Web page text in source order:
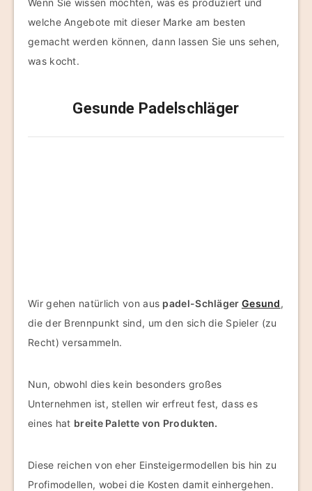
Wenn Sie wissen möchten, was es produziert und
welche Angebote mit dieser Marke am besten
gemacht werden können, dann lassen Sie uns sehen,
was kocht.
Gesunde Padelschläger
Wir gehen natürlich von aus padel-Schläger Gesund,
die der Brennpunkt sind, um den sich die Spieler (zu
Recht) versammeln.
Nun, obwohl dies kein besonders großes
Unternehmen ist, stellen wir erfreut fest, dass es
eines hat breite Palette von Produkten.
Diese reichen von eher Einsteigermodellen bis hin zu
Profimodellen, wobei die Kosten damit einhergehen.